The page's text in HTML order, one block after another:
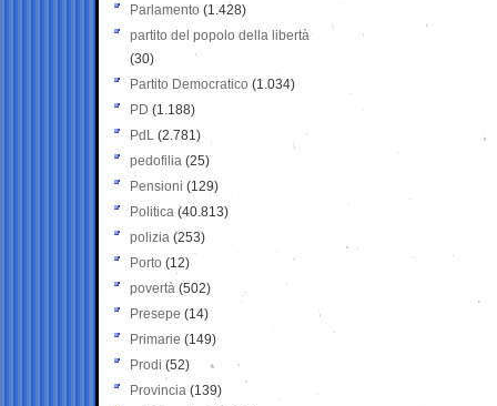
Parlamento (1.428)
partito del popolo della libertà
(30)
Partito Democratico (1.034)
PD (1.188)
PdL (2.781)
pedofilia (25)
Pensioni (129)
Politica (40.813)
polizia (253)
Porto (12)
povertà (502)
Presepe (14)
Primarie (149)
Prodi (52)
Provincia (139)